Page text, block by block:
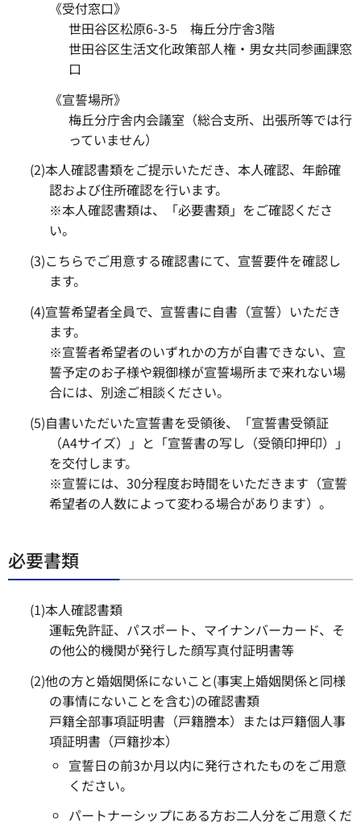
《受付窓口》
世田谷区松原6-3-5 梅丘分庁舎3階
世田谷区生活文化政策部人権・男女共同参画課窓
口
《宣誓場所》
梅丘分庁舎内会議室（総合支所、出張所等では行
っていません）
(2)本人確認書類をご提示いただき、本人確認、年齢確
認および住所確認を行います。
※本人確認書類は、「必要書類」をご確認くださ
い。
(3)こちらでご用意する確認書にて、宣誓要件を確認し
ます。
(4)宣誓希望者全員で、宣誓書に自書（宣誓）いただき
ます。
※宣誓者希望者のいずれかの方が自書できない、宣
誓予定のお子様や親御様が宣誓場所まで来れない場
合には、別途ご相談ください。
(5)自書いただいた宣誓書を受領後、「宣誓書受領証
（A4サイズ）」と「宣誓書の写し（受領印押印）」
を交付します。
※宣誓には、30分程度お時間をいただきます（宣誓
希望者の人数によって変わる場合があります）。
必要書類
(1)本人確認書類
運転免許証、パスポート、マイナンバーカード、そ
の他公的機関が発行した顔写真付証明書等
(2)他の方と婚姻関係にないこと(事実上婚姻関係と同様
の事情にないことを含む)の確認書類
戸籍全部事項証明書（戸籍謄本）または戸籍個人事
項証明書（戸籍抄本）
宣誓日の前3か月以内に発行されたものをご用意
ください。
パートナーシップにある方お二人分をご用意くだ